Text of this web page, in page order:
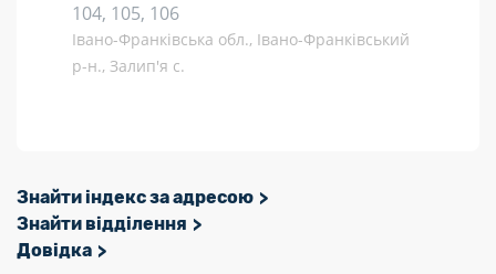
104, 105, 106
Івано-Франківська обл., Івано-Франківський
р-н., Залип'я с.
Знайти індекс за адресою
Знайти відділення
Довідка